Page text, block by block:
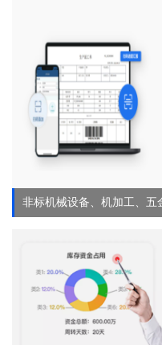
非标机械设备、机加工、五